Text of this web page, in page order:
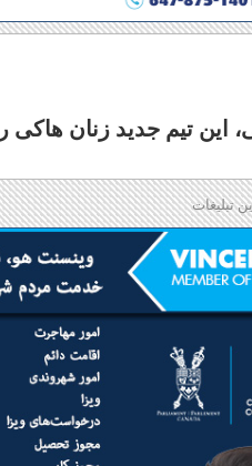
تیم جدید زنان هاکی
تبلیغات